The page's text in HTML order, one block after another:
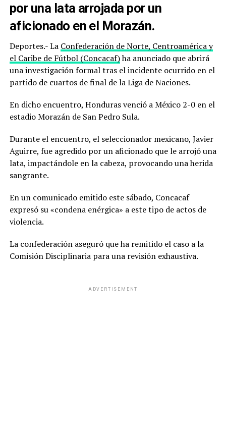
por una lata arrojada por un
aficionado en el Morazán.
Deportes.- La Confederación de Norte, Centroamérica y
el Caribe de Fútbol (Concacaf)ha anunciado que abrirá
una investigación formal tras el incidente ocurrido en el
partido de cuartos de final de la Liga de Naciones.
En dicho encuentro, Honduras venció a México 2-0 en el
estadio Morazán de San Pedro Sula.
Durante el encuentro, el seleccionador mexicano, Javier
Aguirre, fue agredido por un aficionado que le arrojó una
lata, impactándole en la cabeza, provocando una herida
sangrante.
En un comunicado emitido este sábado, Concacaf
expresó su «condena enérgica» a este tipo de actos de
violencia.
La confederación aseguró que ha remitido el caso a la
Comisión Disciplinaria para una revisión exhaustiva.
ADVERTISEMENT